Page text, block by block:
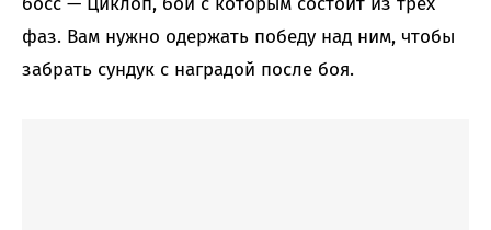
фаз. Вам нужно одержать победу над ним, чтобы
забрать сундук с наградой после боя.